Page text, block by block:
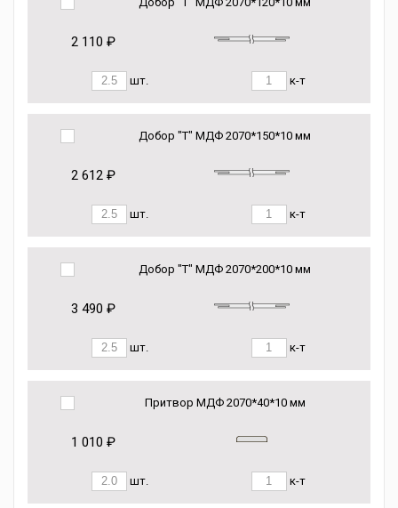
2 110 ₽
шт. к-т
Добор "Т" МДФ 2070*150*10 мм
2 612 ₽
шт. к-т
Добор "Т" МДФ 2070*200*10 мм
3 490 ₽
шт. к-т
Притвор МДФ 2070*40*10 мм
1 010 ₽
шт. к-т